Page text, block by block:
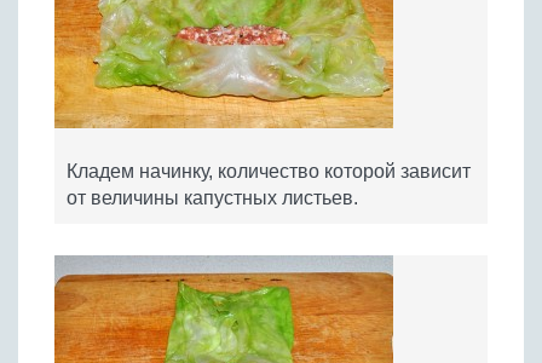
Кладем начинку, количество которой зависит
от величины капустных листьев.